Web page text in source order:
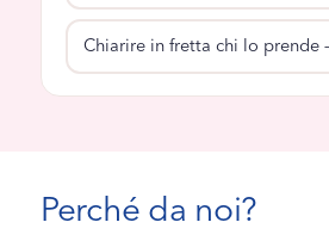
Chiarire in fretta chi lo prende
Perché da noi?